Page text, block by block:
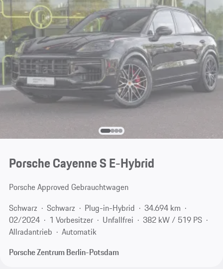
Porsche Cayenne S E-Hybrid
Porsche Approved Gebrauchtwagen
Schwarz
Schwarz Plug-in-Hybrid
34.694 km
02/2024
1 Vorbesitzer Unfallfrei
382 kW / 519 PS
Allradantrieb
Automatik
Porsche Zentrum Berlin-Potsdam